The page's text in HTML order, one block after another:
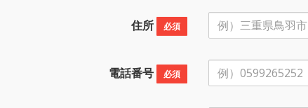
住所 必須
電話番号 必須